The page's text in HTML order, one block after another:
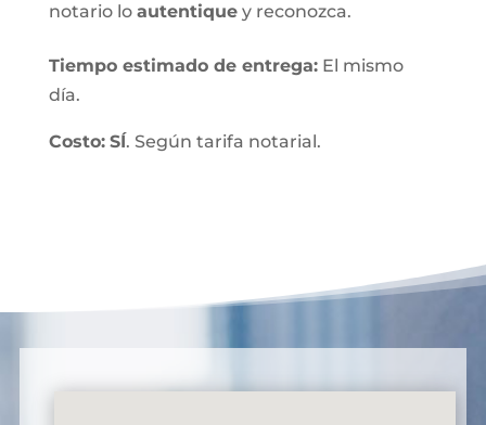
notario lo autentiquey reconozca.
Tiempo estimado de entrega:El mismo
día.
Costo: SÍ. Según tarifa notarial.